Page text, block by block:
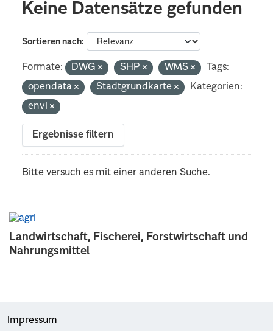
Landwirtschaft, Fischerei, Forstwirtschaft und
Nahrungsmittel
Keine Datensätze gefunden
Sortieren nach
Formate: DWG SHP WMS
Tags:
opendata
Stadtgrundkarte
Kategorien:
envi
Ergebnisse filtern
Bitte versuch es mit einer anderen Suche.
Impressum